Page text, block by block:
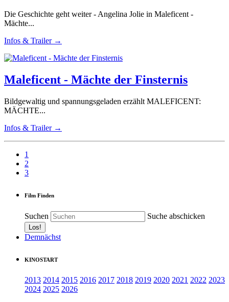
Die Geschichte geht weiter - Angelina Jolie in Maleficent -
Mächte...
Infos & Trailer →
Maleficent - Mächte der Finsternis
Bildgewaltig und spannungsgeladen erzählt MALEFICENT:
MÄCHTE...
Infos & Trailer →
1
2
3
Film Finden
Suchen Suche abschicken
Demnächst
KINOSTART
2013 2014 2015 2016 2017 2018 2019 2020 2021 2022 2023
2024 2025 2026